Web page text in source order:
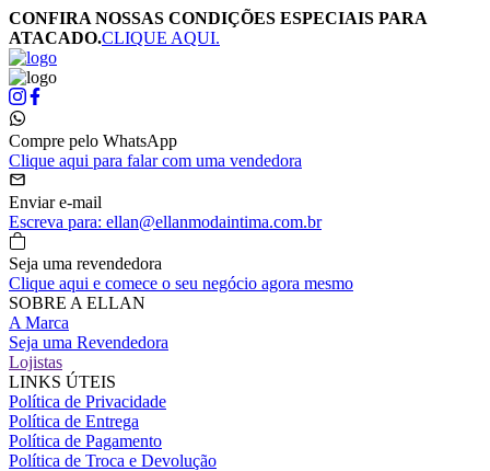
CONFIRA NOSSAS CONDIÇÕES ESPECIAIS PARA
ATACADO.CLIQUE AQUI.
Compre pelo WhatsApp
Clique aqui para falar com uma vendedora
Enviar e-mail
Escreva para: ellan@ellanmodaintima.com.br
Seja uma revendedora
Clique aqui e comece o seu negócio agora mesmo
SOBRE A ELLAN
A Marca
Seja uma Revendedora
Lojistas
LINKS ÚTEIS
Política de Privacidade
Política de Entrega
Política de Pagamento
Política de Troca e Devolução